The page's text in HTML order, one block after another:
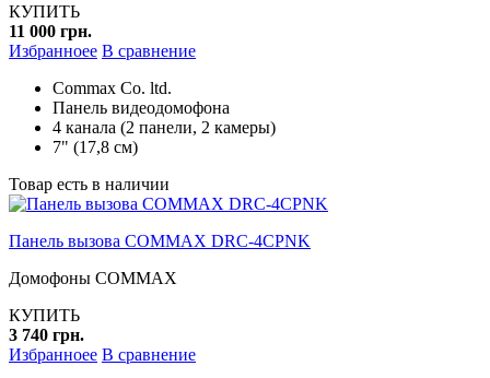
КУПИТЬ
11 000 грн.
Избранноее В сравнение
Commax Co. ltd.
Панель видеодомофона
4 канала (2 панели, 2 камеры)
7" (17,8 см)
Товар есть в наличии
Панель вызова COMMAX DRC-4CPNK
Домофоны COMMAX
КУПИТЬ
3 740 грн.
Избранноее В сравнение